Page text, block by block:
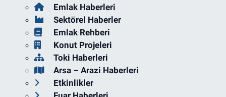
Emlak Haberleri
Sektörel Haberler
Emlak Rehberi
Konut Projeleri
Toki Haberleri
Arsa – Arazi Haberleri
Etkinlikler